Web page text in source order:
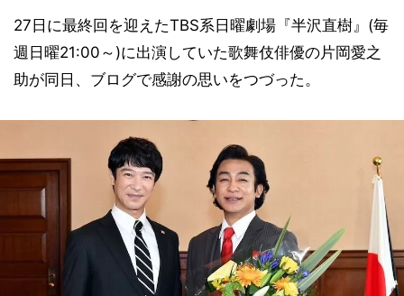
27日に最終回を迎えたTBS系日曜劇場『半沢直樹』(毎
週日曜21:00～)に出演していた歌舞伎俳優の片岡愛之
助が同日、ブログで感謝の思いをつづった。